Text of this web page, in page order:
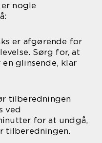
nogle
er afgørende for
Sørg for, at
glinsende, klar
tilberedningen
ved
for at undgå,
tilberedningen.